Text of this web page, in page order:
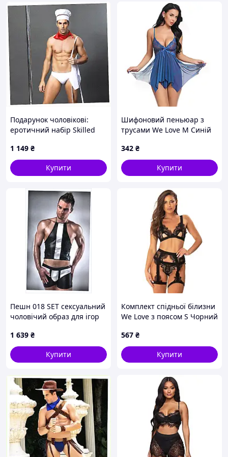
Штрихкод: 2000994103556
Подарунок чоловікові:
еротичний набір Skilled
1 149 ₴
Купити
Шифоновий пеньюар з
трусами We Love M Синій
342 ₴
Купити
Пешн 018 SET сексуальний
чоловічий образ для ігор
1 639 ₴
Купити
Комплект спідньої білизни
We Love з поясом S Чорний
567 ₴
Купити